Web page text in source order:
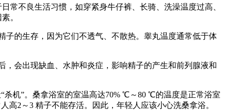
不良生活习惯，如穿紧身牛仔裤、长骑、洗澡温度过高、
。
的生存，因为它们不透气、不散热。睾丸温度通常低于体
会出现缺血、水肿和炎症，影响精子的产生和前列腺液和
机”。桑拿浴室的室温高达70% ℃～80 ℃的温度是正常浴室
2～3 精子不能存活。因此，年轻人应该小心洗桑拿浴。